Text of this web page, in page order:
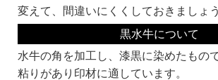
書体・彫刻するお名前などをご記入の上、カートに入れ
願いします。
なお、カートに入れただけではお買い上げにはなりません
変えて、間違いにくくしておきましょう
黒水牛について
水牛の角を加工し、漆黒に染めたもので
粘りがあり印材に適しています。